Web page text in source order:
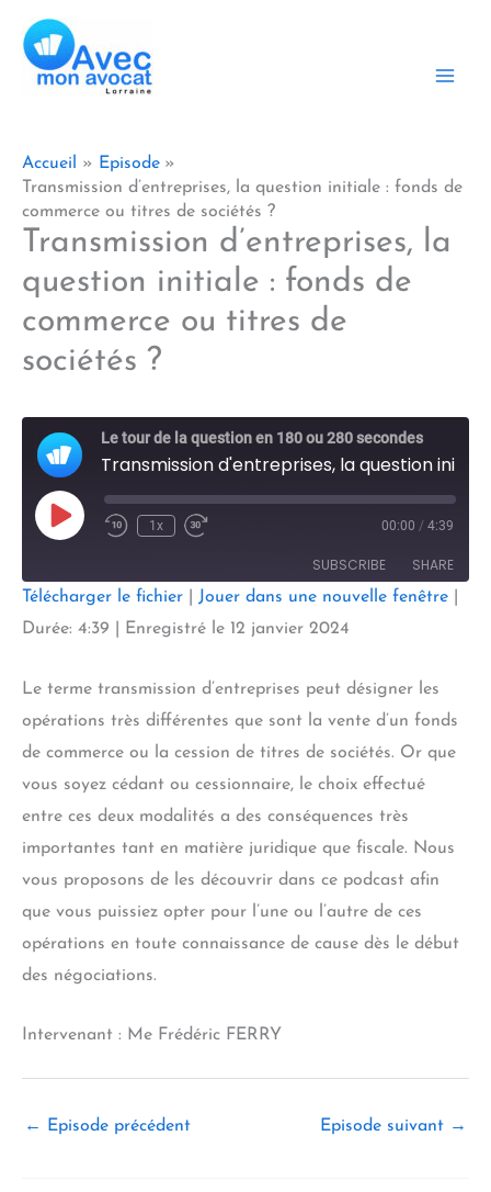
contenu
Accueil
Episode
Transmission d’entreprises, la question initiale : fonds de
commerce ou titres de sociétés ?
Transmission d’entreprises, la
question initiale : fonds de
commerce ou titres de
sociétés ?
Le tour de la question en 180 ou 280 secondes
Play
Episode
1x 00:00 / 4:39
SUBSCRIBE SHARE
SHARE
EMBED
Télécharger le fichier Jouer dans une nouvelle fenêtre
Durée: 4:39
Enregistré le 12 janvier 2024
Le terme transmission d’entreprises peut désigner les
opérations très différentes que sont la vente d’un fonds
de commerce ou la cession de titres de sociétés. Or que
vous soyez cédant ou cessionnaire, le choix effectué
entre ces deux modalités a des conséquences très
importantes tant en matière juridique que fiscale. Nous
vous proposons de les découvrir dans ce podcast afin
que vous puissiez opter pour l’une ou l’autre de ces
opérations en toute connaissance de cause dès le début
des négociations.
Intervenant : Me Frédéric FERRY
← Episode précédent Episode suivant →